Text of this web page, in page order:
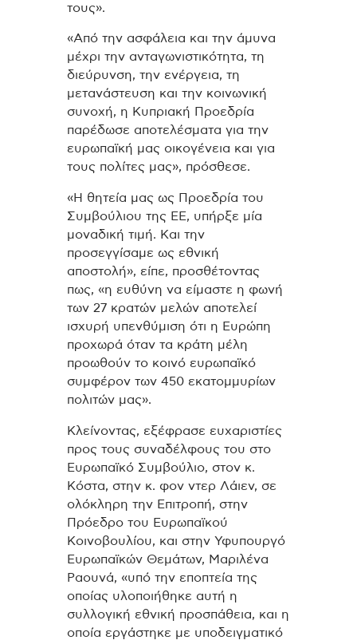
τους».
«Από την ασφάλεια και την άμυνα
μέχρι την ανταγωνιστικότητα, τη
διεύρυνση, την ενέργεια, τη
μετανάστευση και την κοινωνική
συνοχή, η Κυπριακή Προεδρία
παρέδωσε αποτελέσματα για την
ευρωπαϊκή μας οικογένεια και για
τους πολίτες μας», πρόσθεσε.
«Η θητεία μας ως Προεδρία του
Συμβούλιου της ΕΕ, υπήρξε μία
μοναδική τιμή. Και την
προσεγγίσαμε ως εθνική
αποστολή», είπε, προσθέτοντας
πως, «η ευθύνη να είμαστε η φωνή
των 27 κρατών μελών αποτελεί
ισχυρή υπενθύμιση ότι η Ευρώπη
προχωρά όταν τα κράτη μέλη
προωθούν το κοινό ευρωπαϊκό
συμφέρον των 450 εκατομμυρίων
πολιτών μας».
Κλείνοντας, εξέφρασε ευχαριστίες
προς τους συναδέλφους του στο
Ευρωπαϊκό Συμβούλιο, στον κ.
Κόστα, στην κ. φον ντερ Λάιεν, σε
ολόκληρη την Επιτροπή, στην
Πρόεδρο του Ευρωπαϊκού
Κοινοβουλίου, και στην Υφυπουργό
Ευρωπαϊκών Θεμάτων, Μαριλένα
Ραουνά, «υπό την εποπτεία της
οποίας υλοποιήθηκε αυτή η
συλλογική εθνική προσπάθεια, και η
οποία εργάστηκε με υποδειγματικό